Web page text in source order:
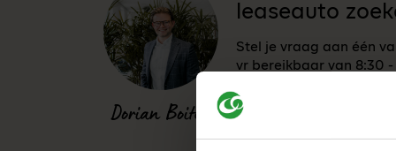
Dorian Boiten
leaseauto
Stel je vraag aan één
vr bereikbaar van 8:30 -